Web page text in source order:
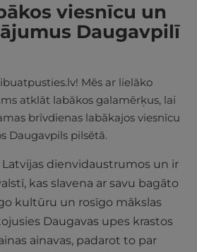
viesnīcu un
Daugavpilī
Mēs ar lielāko
atklāt labākos galamērķus, lai
brīvdienas labākajos viesnīcu
Daugavpils pilsētā.
dienvidaustrumos un ir
kas slavena ar savu bagāto
kultūru un rosīgo mākslas
Daugavas upes krastos
ainavas, padarot to par